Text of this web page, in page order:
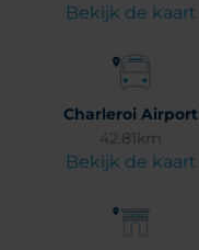
Bekijk de kaart
Charleroi Airport
42.81km
Bekijk de kaart